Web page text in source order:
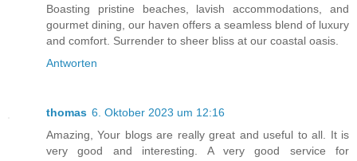
Boasting pristine beaches, lavish accommodations, and
gourmet dining, our haven offers a seamless blend of luxury
and comfort. Surrender to sheer bliss at our coastal oasis.
Antworten
thomas 6. Oktober 2023 um 12:16
Amazing, Your blogs are really great and useful to all. It is
very good and interesting. A very good service for